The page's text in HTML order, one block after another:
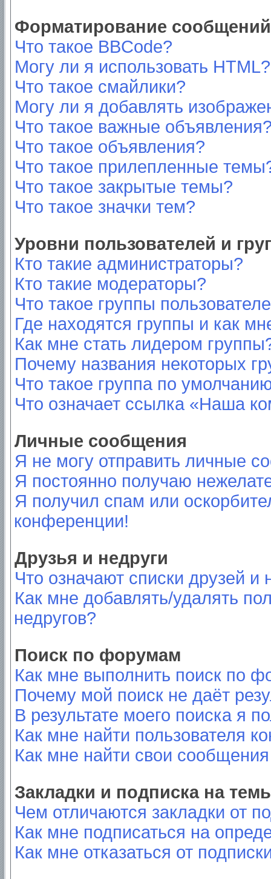
Форматирование
Что такое BBCode?
Могу ли я использовать HTML?
Что такое смайлики?
Могу ли я добавлять
Что такое важные
Что такое объявления?
Что такое прилепленные
Что такое закрытые темы?
Что такое значки тем?
Уровни пользователей и
Кто такие администраторы?
Кто такие модераторы?
Что такое группы
Где находятся группы и как
Как мне стать лидером
Почему названия некоторых
Что такое группа по
Что означает ссылка «Наша
Личные сообщения
Я не могу отправить личные
Я постоянно получаю
Я получил спам или
конференции!
Друзья и недруги
Что означают списки друзей и
Как мне добавлять/удалять
недругов?
Поиск по форумам
Как мне выполнить поиск по
Почему мой поиск не даёт
В результате моего поиска я
Как мне найти пользователя
Как мне найти свои
Закладки и подписка на
Чем отличаются закладки от
Как мне подписаться на
Как мне отказаться от